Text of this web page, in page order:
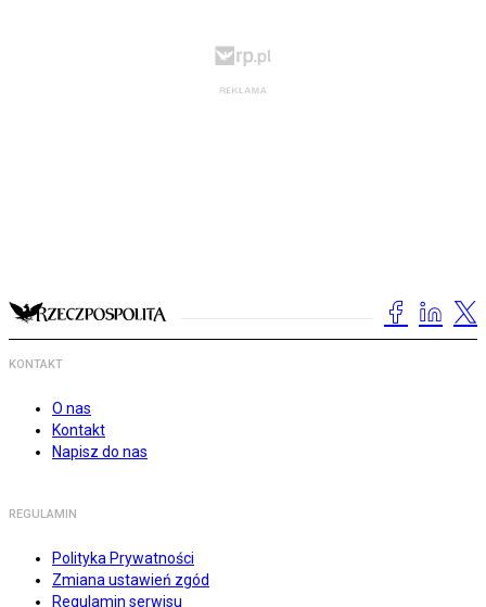
KONTAKT
O nas
Kontakt
Napisz do nas
REGULAMIN
Polityka Prywatności
Zmiana ustawień zgód
Regulamin serwisu